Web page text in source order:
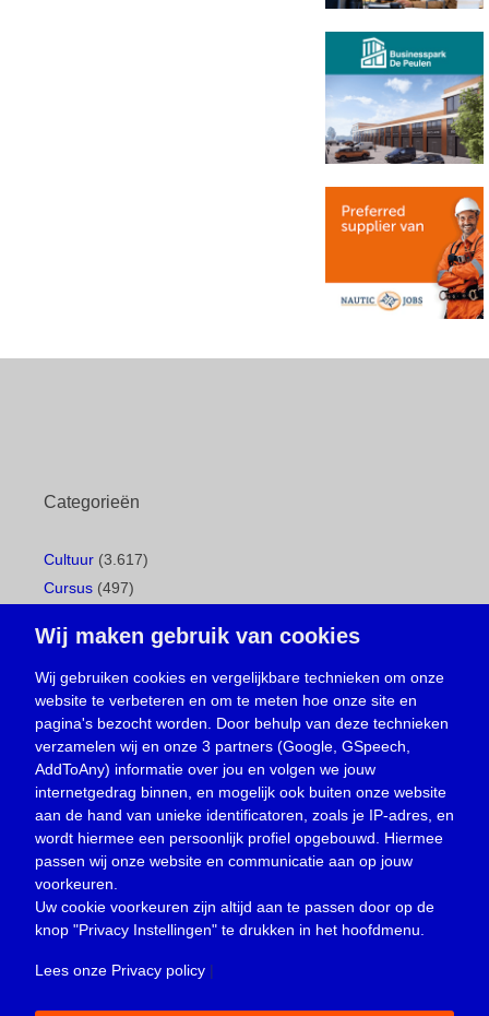
Categorieën
Cultuur (3.617)
Cursus (497)
Gemeentepagina(104)
Ingezonden brief(539)
Media(156)
Nieuws (23.330)
Oproep(734)
Overlijden(39)
Podcast(18)
prijsvraag (5)
Religie (1.438)
Service(226)
Wij maken gebruik van cookies
Wij gebruiken cookies en vergelijkbare technieken om onze
website te verbeteren en om te meten hoe onze site en
pagina's bezocht worden. Door behulp van deze technieken
verzamelen wij en onze 3 partners (Google, GSpeech,
AddToAny) informatie over jou en volgen we jouw
internetgedrag binnen, en mogelijk ook buiten onze website
aan de hand van unieke identificatoren, zoals je IP-adres, en
wordt hiermee een persoonlijk profiel opgebouwd. Hiermee
passen wij onze website en communicatie aan op jouw
voorkeuren.
Uw cookie voorkeuren zijn altijd aan te passen door op de
knop "Privacy Instellingen" te drukken in het hoofdmenu.
Lees onze Privacy policy |